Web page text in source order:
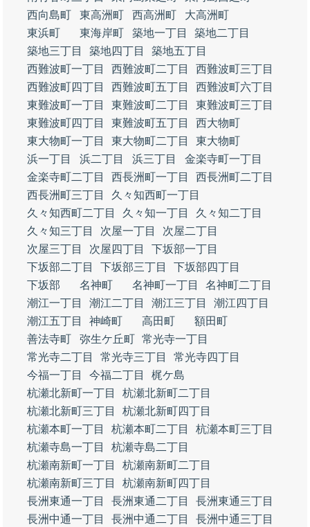
西向島町
東高洲町 西高洲町
大高洲町
東浜町
東海岸町 築地一丁目
築地二丁目
築地三丁目
築地四丁目
築地五丁目
西難波町一丁目
西難波町二丁目
西難波町三丁目
西難波町四丁目
西難波町五丁目
西難波町六丁目
東難波町一丁目
東難波町二丁目
東難波町三丁目
東難波町四丁目
東難波町五丁目
西大物町
東大物町一丁目
東大物町二丁目
東大物町
浜一丁目
浜二丁目 浜三丁目
金楽寺町一丁目
金楽寺町二丁目
西長洲町一丁目
西長洲町二丁目
西長洲町三丁目
久々知西町一丁目
久々知西町二丁目
久々知一丁目
久々知二丁目
久々知三丁目
次屋一丁目
次屋二丁目
次屋三丁目
次屋四丁目
下坂部一丁目
下坂部二丁目
下坂部三丁目
下坂部四丁目
下坂部
名神町 名神町一丁目
名神町二丁目
潮江一丁目
潮江二丁目 潮江三丁目
潮江四丁目
潮江五丁目
神崎町 高田町
額田町
善法寺町
弥生ケ丘町 常光寺一丁目
常光寺二丁目
常光寺三丁目
常光寺四丁目
今福一丁目
今福二丁目
梶ケ島
杭瀬北新町一丁目
杭瀬北新町二丁目
杭瀬北新町三丁目
杭瀬北新町四丁目
杭瀬本町一丁目
杭瀬本町二丁目
杭瀬本町三丁目
杭瀬寺島一丁目
杭瀬寺島二丁目
杭瀬南新町一丁目
杭瀬南新町二丁目
杭瀬南新町三丁目
杭瀬南新町四丁目
長洲東通一丁目
長洲東通二丁目
長洲東通三丁目
長洲中通一丁目
長洲中通二丁目 長洲中通三丁目